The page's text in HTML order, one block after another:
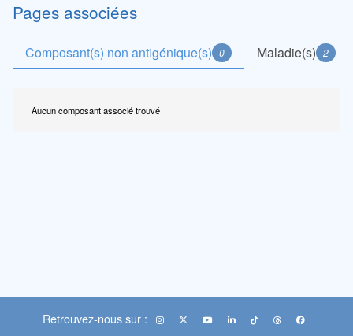
Pages associées
Composant(s) non antigénique(s) 0 Maladie(s) 2
Aucun composant associé trouvé
Retrouvez-nous sur :